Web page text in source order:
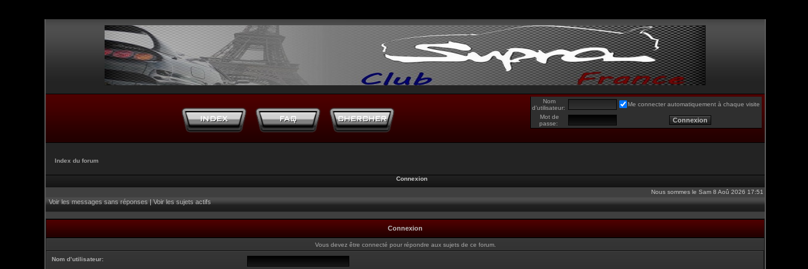
Nom
d’utilisateur:
Me connecter automatiquement à chaque visite
Mot de
passe:
Index du forum
Connexion
Nous sommes le Sam 8 Aoû 2026 17:51
Voir les messages sans réponses|Voir les sujets actifs
Connexion
Vous devez être connecté pour répondre aux sujets de ce forum.
Nom d’utilisateur: